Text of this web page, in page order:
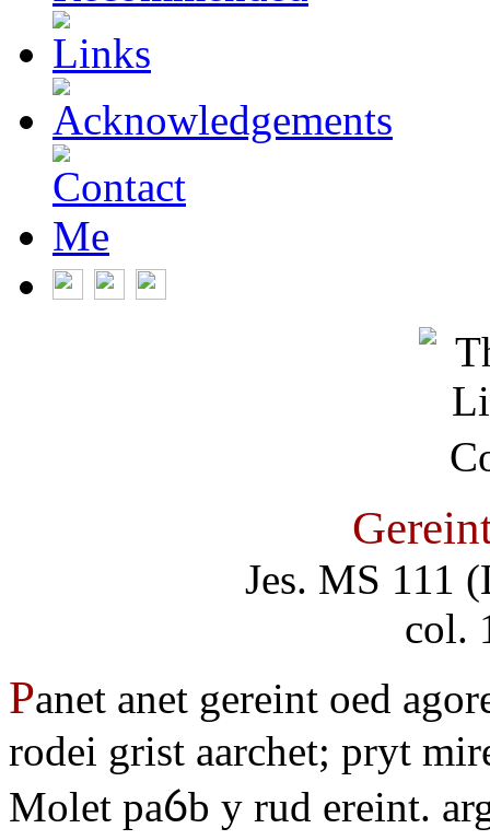
Jes. MS 111
col.
Panet anet gereint oed
rodei grist aarchet; pryt
Molet paỽb y rud ereint.